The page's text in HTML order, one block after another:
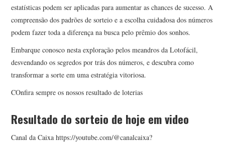
estatísticas podem ser aplicadas para aumentar as chances de sucesso. A
compreensão dos padrões de sorteio e a escolha cuidadosa dos números
podem fazer toda a diferença na busca pelo prêmio dos sonhos.
Embarque conosco nesta exploração pelos meandros da Lotofácil,
desvendando os segredos por trás dos números, e descubra como
transformar a sorte em uma estratégia vitoriosa.
COnfira sempre os nossos resultado de loterias
Resultado do sorteio de hoje em video
Canal da Caixa https://youtube.com/@canalcaixa?